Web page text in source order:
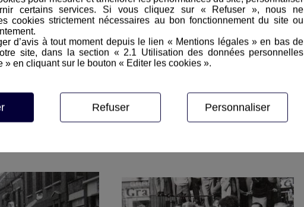
certains services. Si vous cliquez sur « Refuser », nous ne
cookies strictement nécessaires au bon fonctionnement du site ou
d’avis à tout moment depuis le lien « Mentions légales » en bas de
site, dans la section « 2.1 Utilisation des données personnelles
» en cliquant sur le bouton « Editer les cookies ».
Refuser Personnaliser